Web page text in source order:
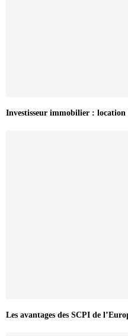
Investisseur immobilier : location
Les avantages des SCPI de